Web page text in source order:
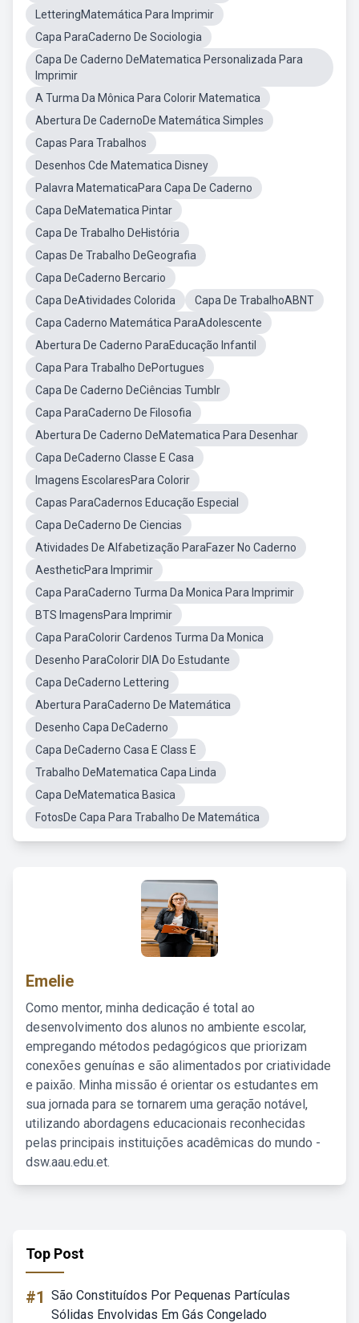
LetteringMatemática Para Imprimir
Capa ParaCaderno De Sociologia
Capa De Caderno DeMatematica Personalizada Para
Imprimir
A Turma Da Mônica Para Colorir Matematica
Abertura De CadernoDe Matemática Simples
Capas Para Trabalhos
Desenhos Cde Matematica Disney
Palavra MatematicaPara Capa De Caderno
Capa DeMatematica Pintar
Capa De Trabalho DeHistória
Capas De Trabalho DeGeografia
Capa DeCaderno Bercario
Capa DeAtividades Colorida
Capa De TrabalhoABNT
Capa Caderno Matemática ParaAdolescente
Abertura De Caderno ParaEducação Infantil
Capa Para Trabalho DePortugues
Capa De Caderno DeCiências Tumblr
Capa ParaCaderno De Filosofia
Abertura De Caderno DeMatematica Para Desenhar
Capa DeCaderno Classe E Casa
Imagens EscolaresPara Colorir
Capas ParaCadernos Educação Especial
Capa DeCaderno De Ciencias
Atividades De Alfabetização ParaFazer No Caderno
AestheticPara Imprimir
Capa ParaCaderno Turma Da Monica Para Imprimir
BTS ImagensPara Imprimir
Capa ParaColorir Cardenos Turma Da Monica
Desenho ParaColorir DIA Do Estudante
Capa DeCaderno Lettering
Abertura ParaCaderno De Matemática
Desenho Capa DeCaderno
Capa DeCaderno Casa E Class E
Trabalho DeMatematica Capa Linda
Capa DeMatematica Basica
FotosDe Capa Para Trabalho De Matemática
Emelie
Como mentor, minha dedicação é total ao
desenvolvimento dos alunos no ambiente escolar,
empregando métodos pedagógicos que priorizam
conexões genuínas e são alimentados por criatividade
e paixão. Minha missão é orientar os estudantes em
sua jornada para se tornarem uma geração notável,
utilizando abordagens educacionais reconhecidas
pelas principais instituições acadêmicas do mundo -
dsw.aau.edu.et.
Top Post
#1 São Constituídos Por Pequenas Partículas
Sólidas Envolvidas Em Gás Congelado